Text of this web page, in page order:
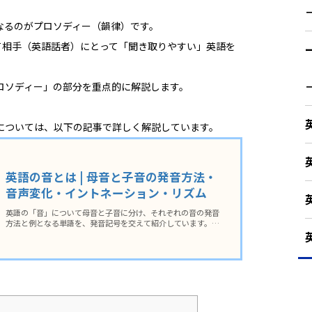
のがプロソディー（韻律）です。
手（英語話者）にとって「聞き取りやすい」英語を
ディー」の部分を重点的に解説します。
いては、以下の記事で詳しく解説しています。
英語の音とは | 母音と子音の発音方法・
音声変化・イントネーション・リズム
英語の「音」について母音と子音に分け、それぞれの音の発音
方法と例となる単語を、発音記号を交えて紹介しています。ま